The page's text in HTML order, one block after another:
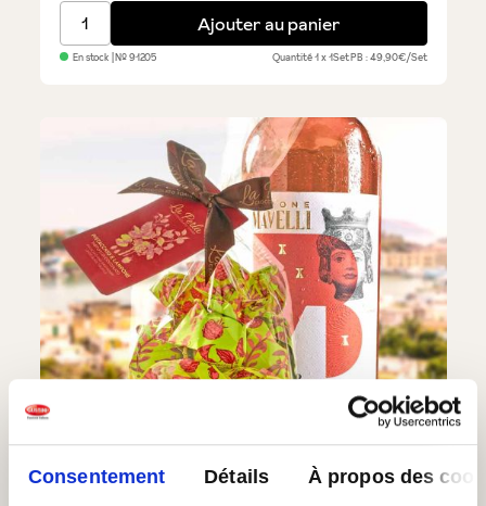
Consentement Détails À propos des
Sole Mio - Coffret cadeauAjouter au panier
En stock | №91205 Quantité1 x 1SetPB : 49,90€/Set